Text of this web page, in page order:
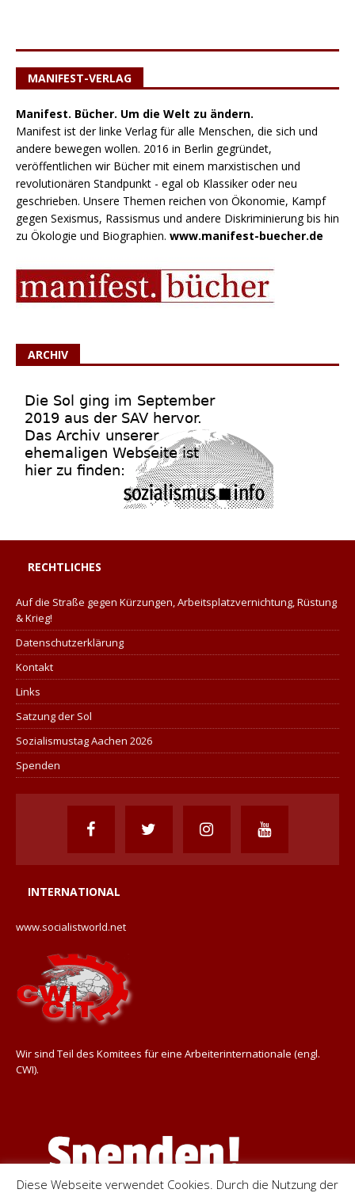
MANIFEST-VERLAG
Manifest. Bücher. Um die Welt zu ändern.
Manifest ist der linke Verlag für alle Menschen, die sich und
andere bewegen wollen. 2016 in Berlin gegründet,
veröffentlichen wir Bücher mit einem marxistischen und
revolutionären Standpunkt - egal ob Klassiker oder neu
geschrieben. Unsere Themen reichen von Ökonomie, Kampf
gegen Sexismus, Rassismus und andere Diskriminierung bis hin
zu Ökologie und Biographien. www.manifest-buecher.de
ARCHIV
RECHTLICHES
Auf die Straße gegen Kürzungen, Arbeitsplatzvernichtung, Rüstung
& Krieg!
Datenschutzerklärung
Kontakt
Links
Satzung der Sol
Sozialismustag Aachen 2026
Spenden
INTERNATIONAL
www.socialistworld.net
Wir sind Teil des Komitees für eine Arbeiterinternationale (engl.
CWI).
Diese Webseite verwendet Cookies. Durch die Nutzung der